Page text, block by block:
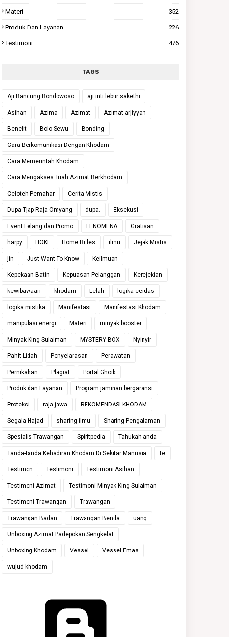
Materi 352
Produk Dan Layanan 226
Testimoni 476
TAGS
Aji Bandung Bondowoso aji inti lebur sakethi
Asihan Azima Azimat Azimat arjiyyah
Benefit Bolo Sewu Bonding
Cara Berkomunikasi Dengan Khodam
Cara Memerintah Khodam
Cara Mengakses Tuah Azimat Berkhodam
Celoteh Pemahar Cerita Mistis
Dupa Tjap Raja Omyang dupa. Eksekusi
Event Lelang dan Promo FENOMENA Gratisan
harpy HOKI Home Rules ilmu Jejak Mistis
jin Just Want To Know Keilmuan
Kepekaan Batin Kepuasan Pelanggan Kerejekian
kewibawaan khodam Lelah logika cerdas
logika mistika Manifestasi Manifestasi Khodam
manipulasi energi Materi minyak booster
Minyak King Sulaiman MYSTERY BOX Nyinyir
Pahit Lidah Penyelarasan Perawatan
Pernikahan Plagiat Portal Ghoib
Produk dan Layanan Program jaminan bergaransi
Proteksi raja jawa REKOMENDASI KHODAM
Segala Hajad sharing ilmu Sharing Pengalaman
Spesialis Trawangan Spiritpedia Tahukah anda
Tanda-tanda Kehadiran Khodam Di Sekitar Manusia te
Testimon Testimoni Testimoni Asihan
Testimoni Azimat Testimoni Minyak King Sulaiman
Testimoni Trawangan Trawangan
Trawangan Badan Trawangan Benda uang
Unboxing Azimat Padepokan Sengkelat
Unboxing Khodam Vessel Vessel Emas
wujud khodam